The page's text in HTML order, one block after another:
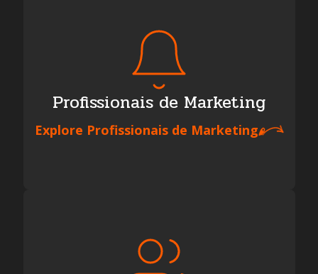
Profissionais de Marketing
Explore Profissionais de Marketing